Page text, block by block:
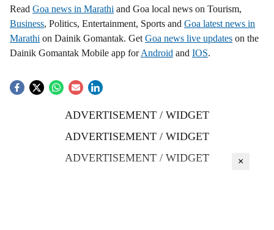
Read Goa news in Marathi and Goa local news on Tourism,
Business, Politics, Entertainment, Sports and Goa latest news in
Marathi on Dainik Gomantak. Get Goa news live updates on the
Dainik Gomantak Mobile app forAndroid and IOS.
ADVERTISEMENT / WIDGET
ADVERTISEMENT / WIDGET
ADVERTISEMENT / WIDGET
×